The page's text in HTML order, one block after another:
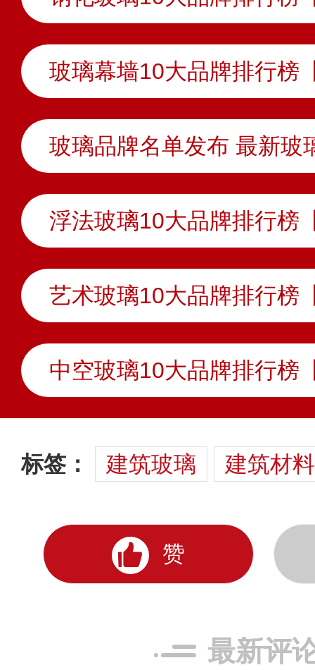
玻璃品牌名单发布 最新玻
标签： 建筑玻璃 建筑材料
赞
最新评